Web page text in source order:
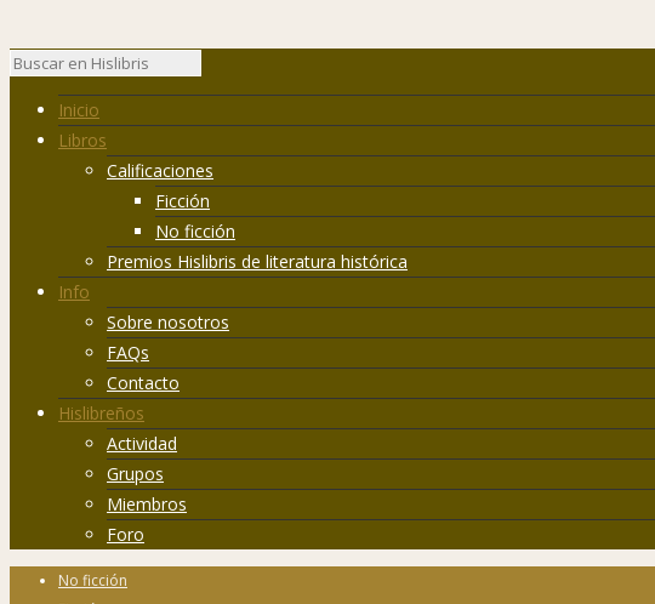
Inicio
Libros
Calificaciones
Ficción
No ficción
Premios Hislibris de literatura histórica
Info
Sobre nosotros
FAQs
Contacto
Hislibreños
Actividad
Grupos
Miembros
Foro
No ficción